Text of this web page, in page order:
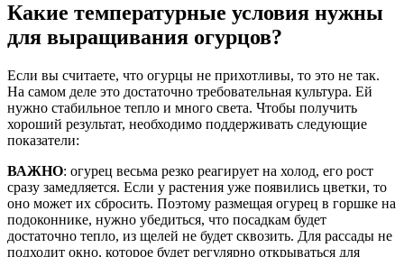
Какие температурные условия нужны
для выращивания огурцов?
Если вы считаете, что огурцы не прихотливы, то это не так.
На самом деле это достаточно требовательная культура. Ей
нужно стабильное тепло и много света. Чтобы получить
хороший результат, необходимо поддерживать следующие
показатели:
ВАЖНО: огурец весьма резко реагирует на холод, его рост
сразу замедляется. Если у растения уже появились цветки, то
оно может их сбросить. Поэтому размещая огурец в горшке на
подоконнике, нужно убедиться, что посадкам будет
достаточно тепло, из щелей не будет сквозить. Для рассады не
подходит окно, которое будет регулярно открываться для